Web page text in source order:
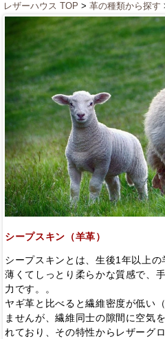
レザーハウス TOP > 革の種類から探す
シープスキン（羊革）
シープスキンとは、生後1年以上の
薄くてしっとり柔らかな質感で、
力です。。
ヤギ革と比べると繊維密度が低い
ませんが、繊維同士の隙間に空気
れており、その特性からレザーグ